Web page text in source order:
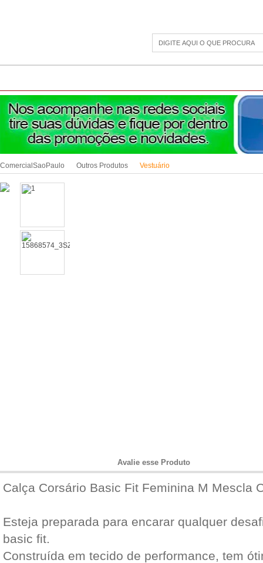
ComercialSaoPaulo Outros Produtos Vestuário
Avalie esse Produto
Calça Corsário Basic Fit Feminina M Mescla
Esteja preparada para encarar qualquer
basic fit.
Construída em tecido de performance, tem